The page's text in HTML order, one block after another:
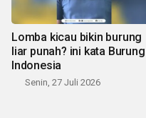
Lomba kicau bikin burung
liar punah? ini kata Burung
Indonesia
Senin, 27 Juli 2026